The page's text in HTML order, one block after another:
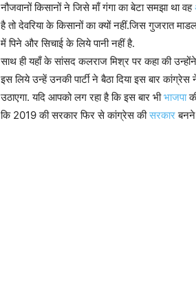
नौजवानों किसानों ने जिसे माँ गंगा का बेटा समझा था वह
है तो देवरिया के किसानों का क्यों नहीं.जिस गुजरात
में पिने और सिचाई के लिये पानी नहीं है.
साथ ही यहाँ के सांसद कलराज मिश्र पर कहा की
इस लिये उन्हें उनकी पार्टी ने बैठा दिया इस बार
उठाएगा. यदि आपको लग रहा है कि इस बार भीभाजपा
कि 2019 की सरकार फिर से कांग्रेस कीसरकारबनने